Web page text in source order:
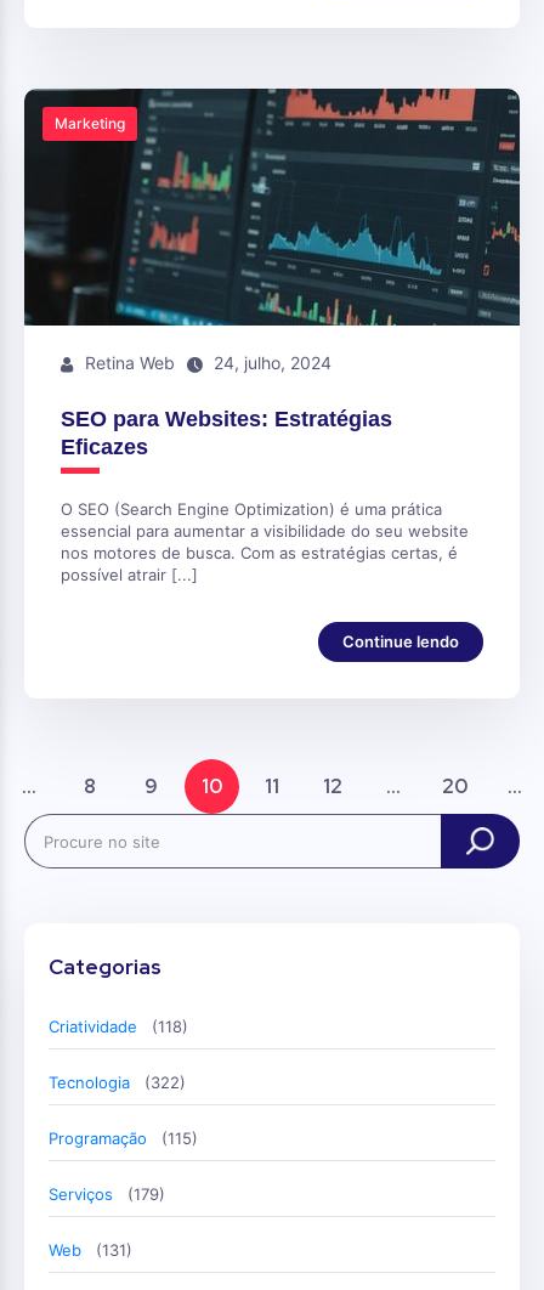
Marketing
Retina Web 24, julho, 2024
SEO para Websites: Estratégias
Eficazes
O SEO (Search Engine Optimization) é uma prática
essencial para aumentar a visibilidade do seu website
nos motores de busca. Com as estratégias certas, é
possível atrair [...]
Continue lendo
... 8 9 10 11 12 ... 20 ...
Search
Categorias
Criatividade (118)
Tecnologia (322)
Programação (115)
Serviços (179)
Web (131)